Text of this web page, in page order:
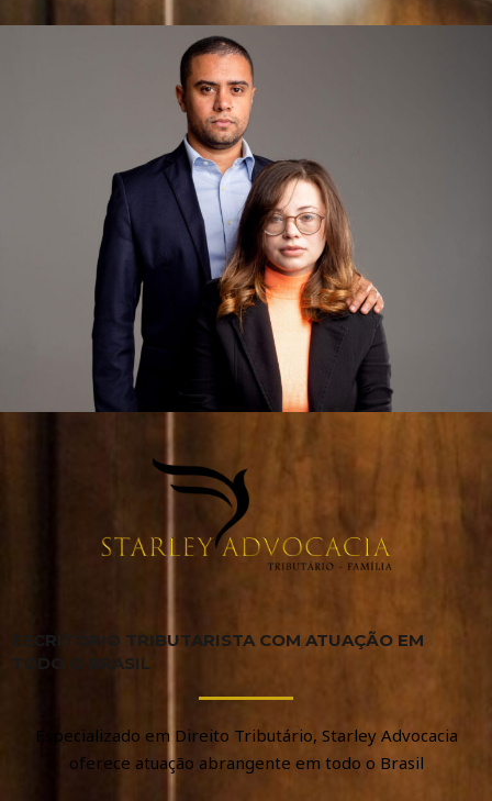
ESCRITÓRIO TRIBUTARISTA COM ATUAÇÃO EM
TODO O BRASIL
Especializado em Direito Tributário, Starley Advocacia
oferece atuação abrangente em todo o Brasil